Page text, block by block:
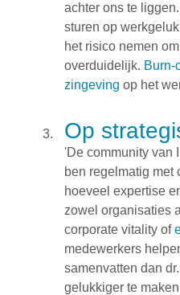
achter ons te
sturen op
het risico nemen
overduidelijk. Burn-
zingeving op het
Op
'De community van
ben regelmatig met
hoeveel expertise
zowel organisaties
corporate vitality of
medewerkers
samenvatten dan
gelukkiger te